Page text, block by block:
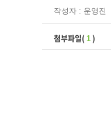
작성자 : 운영진
첨부파일( 1 )